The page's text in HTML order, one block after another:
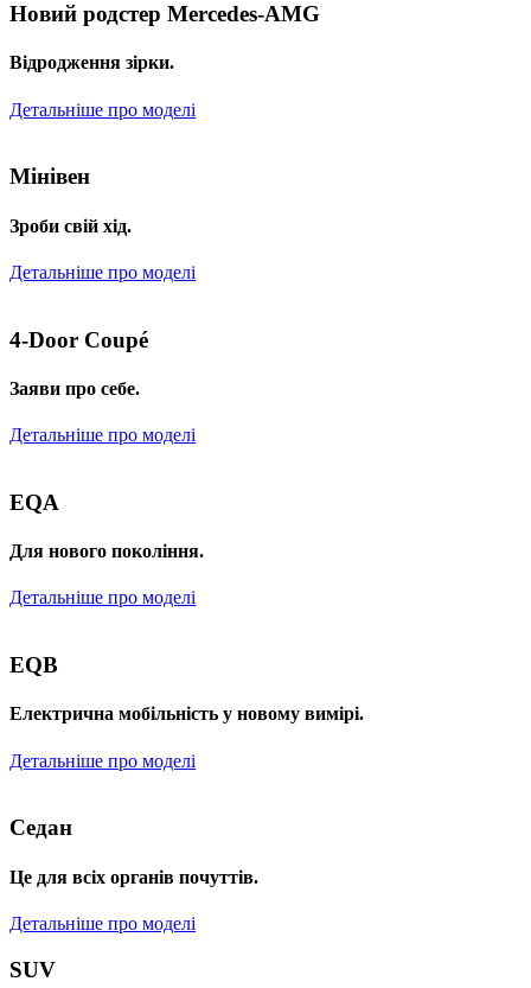
Новий родстер Mercedes-AMG
Відродження зірки.
Детальніше про моделі
Мінівен
Зроби свій хід.
Детальніше про моделі
4-Door Coupé
Заяви про себе.
Детальніше про моделі
EQA
Для нового покоління.
Детальніше про моделі
EQB
Електрична мобільність у новому вимірі.
Детальніше про моделі
Седан
Це для всіх органів почуттів.
Детальніше про моделі
SUV